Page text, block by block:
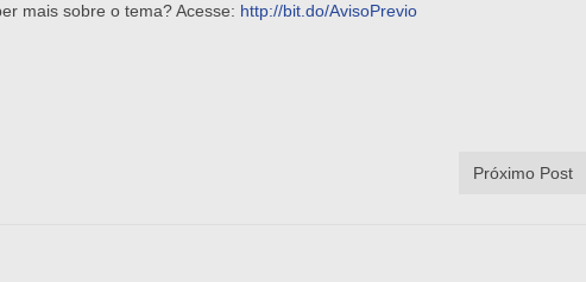
mais sobre o tema? Acesse: http://bit.do/AvisoPrevio
Próximo Post